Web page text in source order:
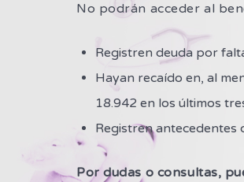
No podrán acceder al
Registren deuda por
Hayan recaído en, al
18.942 en los últimos
Registren antecedentes
Por dudas o consultas,